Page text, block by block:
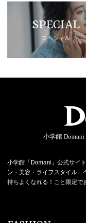
SPECIAL
スペシャル
小学館
小学館「Domani」公式サイ
ン・美容・ライフスタイル…
持ちよくなれる！こと限定で